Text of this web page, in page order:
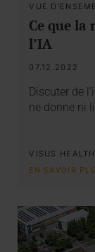
VUE
Ce que la
l’IA
07.12.2022
Discuter de
ne donne ni
VISUS
EN SAVOIR